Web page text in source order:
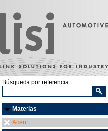
Búsqueda por referencia :
Materias
Acero